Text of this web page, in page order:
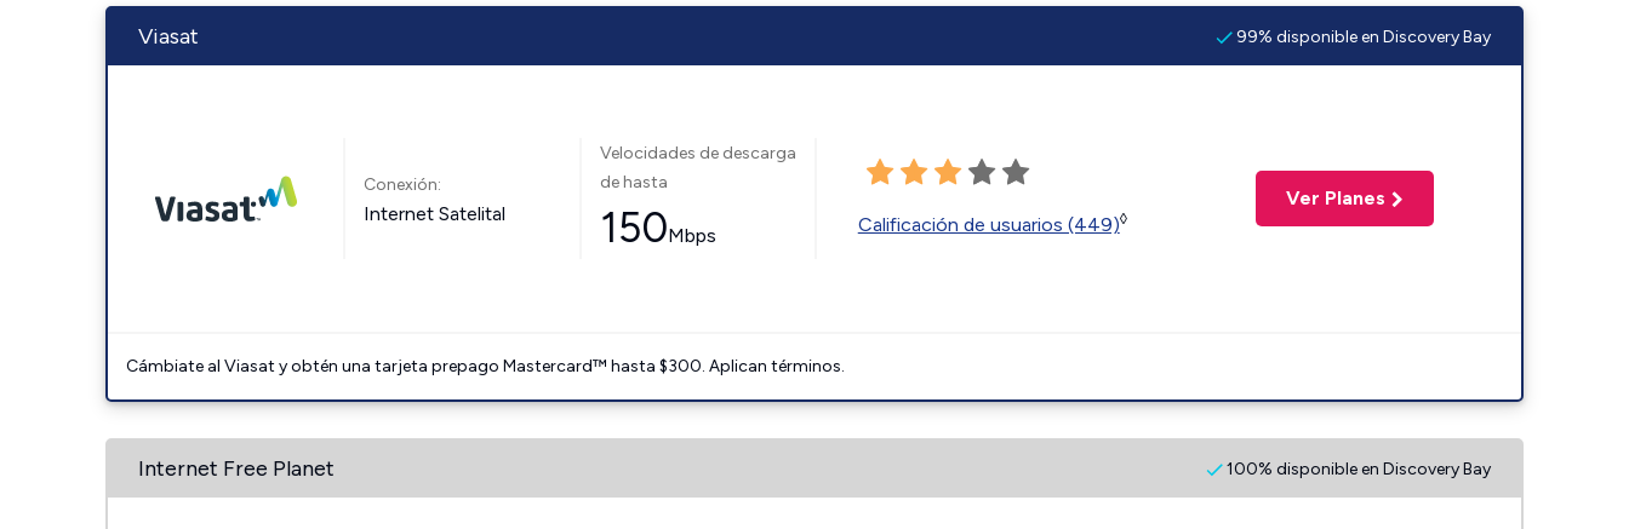
Viasat 99% disponible en Discovery Bay
Conexión:
Internet Satelital
Velocidades de descarga
de hasta
150Mbps Calificación de usuarios (449)◊
Ver Planes
Cámbiate al Viasat y obtén una tarjeta prepago Mastercard™ hasta $300. Aplican términos.
Internet Free Planet 100% disponible en Discovery Bay